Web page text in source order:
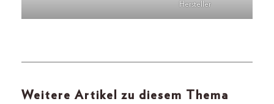
Hersteller
Weitere Artikel zu diesem Thema